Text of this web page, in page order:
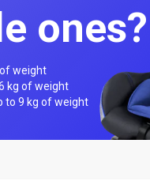
ones?
weight
kg of weight
to 9 kg of weight